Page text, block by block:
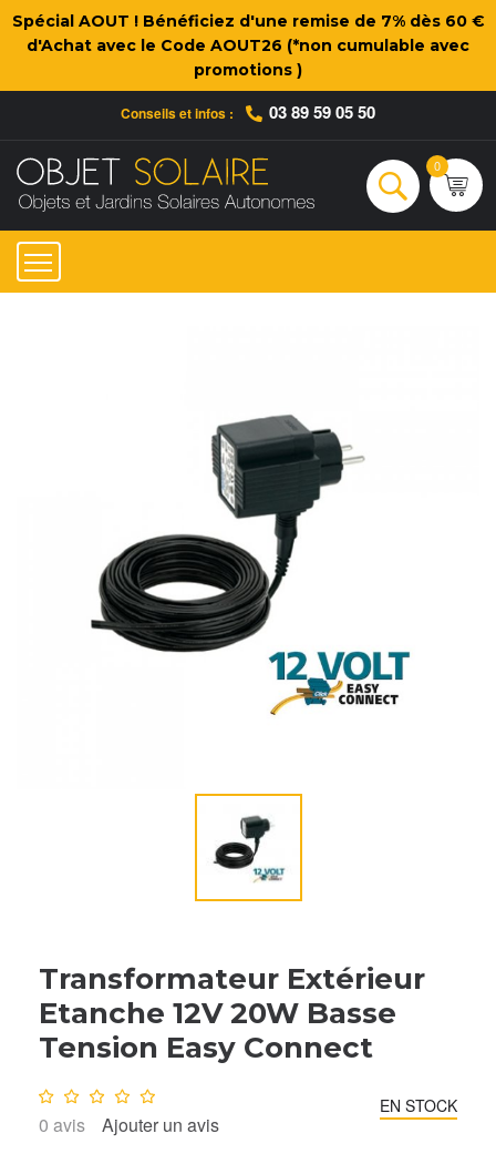
Spécial AOUT ! Bénéficiez d'une remise de 7% dès 60 €
d'Achat avec le Code AOUT26 (*non cumulable avec
promotions )
Conseils et infos : 03 89 59 05 50
Rechercher
0
Transformateur Extérieur
Etanche 12V 20W Basse
Tension Easy Connect
Note : 0/10
0 avis Ajouter un avis
EN STOCK